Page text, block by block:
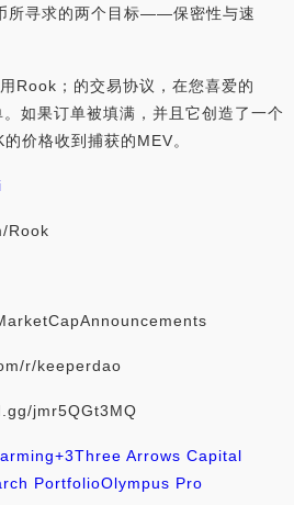
所寻求的两个目标——保密性与速
Rook；的交易协议，在您喜爱的
如果订单被填满，并且它创造了一个
价格收到捕获的MEV。
Rook
r/keeperdao
jmr5QGt3MQ
+3Three Arrows Capital
PortfolioOlympus Pro